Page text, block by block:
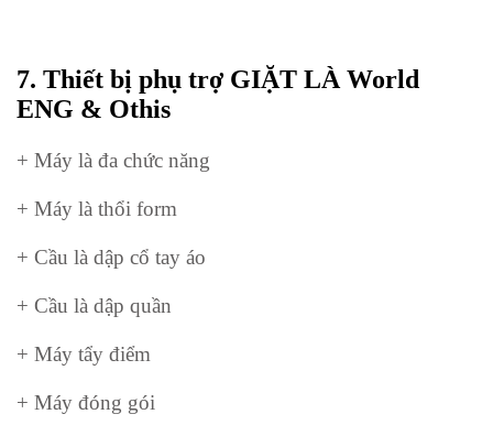
7. Thiết bị phụ trợ GIẶT LÀ World
ENG & Othis
+ Máy là đa chức năng
+ Máy là thổi form
+ Cầu là dập cổ tay áo
+ Cầu là dập quần
+ Máy tẩy điểm
+ Máy đóng gói